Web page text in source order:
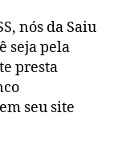
nós da Saiu
seja pela
presta
seu site